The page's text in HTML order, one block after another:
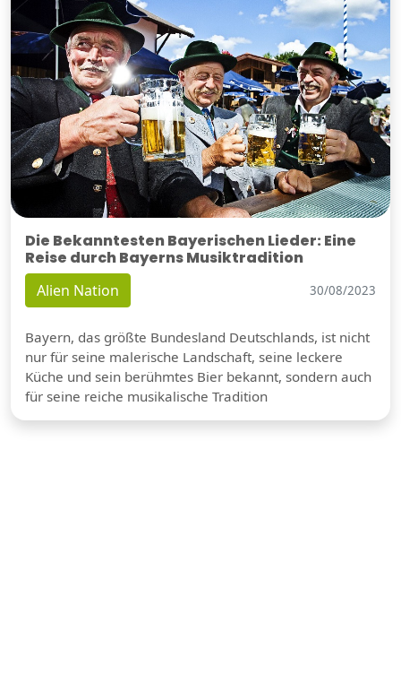
Die Bekanntesten Bayerischen Lieder: Eine
Reise durch Bayerns Musiktradition
Alien Nation 30/08/2023
Bayern, das größte Bundesland Deutschlands, ist nicht
nur für seine malerische Landschaft, seine leckere
Küche und sein berühmtes Bier bekannt, sondern auch
für seine reiche musikalische Tradition